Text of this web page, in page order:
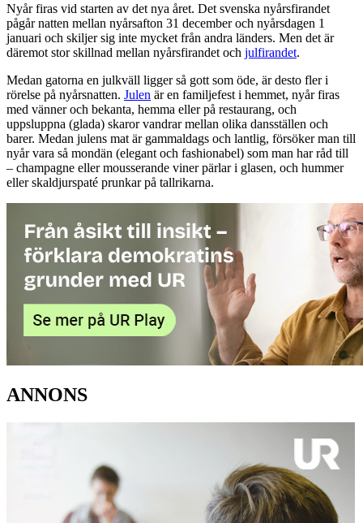
Nyår firas vid starten av det nya året. Det svenska nyårsfirandet
pågår natten mellan nyårsafton 31 december och nyårsdagen 1
januari och skiljer sig inte mycket från andra länders. Men det är
däremot stor skillnad mellan nyårsfirandet och julfirandet.
Medan gatorna en julkväll ligger så gott som öde, är desto fler i
rörelse på nyårsnatten. Julen är en familjefest i hemmet, nyår firas
med vänner och bekanta, hemma eller på restaurang, och
uppsluppna (glada) skaror vandrar mellan olika dansställen och
barer. Medan julens mat är gammaldags och lantlig, försöker man till
nyår vara så mondän (elegant och fashionabel) som man har råd till
– champagne eller mousserande viner pärlar i glasen, och hummer
eller skaldjurspaté prunkar på tallrikarna.
ANNONS